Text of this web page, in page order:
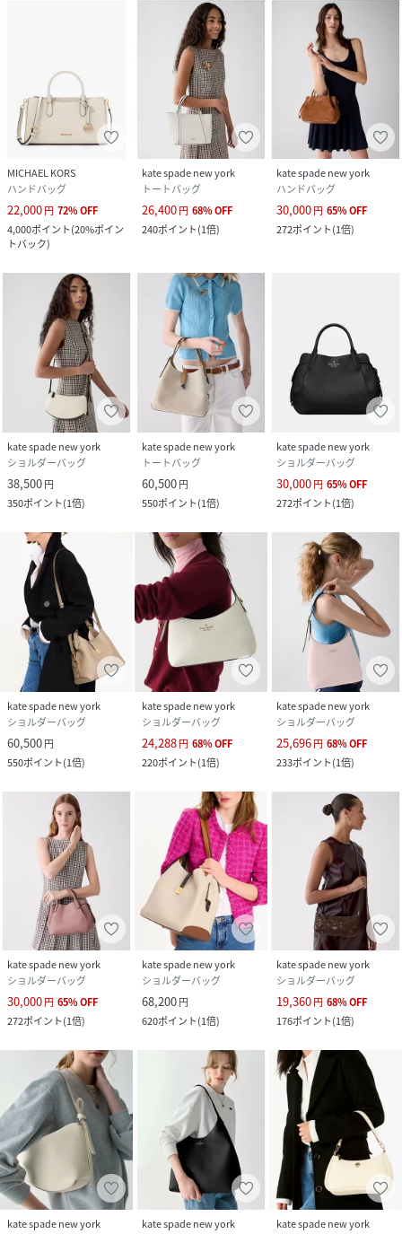
MICHAEL KORS
ハンドバッグ
22,000円 72%OFF
4,000ポイント(20%ポイン
トバック)
kate spade new york
トートバッグ
26,400円 68%OFF
240ポイント(1倍)
kate spade new york
ハンドバッグ
30,000円 65%OFF
272ポイント(1倍)
kate spade new york
ショルダーバッグ
38,500円
350ポイント(1倍)
kate spade new york
トートバッグ
60,500円
550ポイント(1倍)
kate spade new york
ショルダーバッグ
30,000円 65%OFF
272ポイント(1倍)
kate spade new york
ショルダーバッグ
60,500円
550ポイント(1倍)
kate spade new york
ショルダーバッグ
24,288円 68%OFF
220ポイント(1倍)
kate spade new york
ショルダーバッグ
25,696円 68%OFF
233ポイント(1倍)
kate spade new york
ショルダーバッグ
30,000円 65%OFF
272ポイント(1倍)
kate spade new york
ショルダーバッグ
68,200円
620ポイント(1倍)
kate spade new york
ショルダーバッグ
19,360円 68%OFF
176ポイント(1倍)
kate spade new york
kate spade new york
kate spade new york